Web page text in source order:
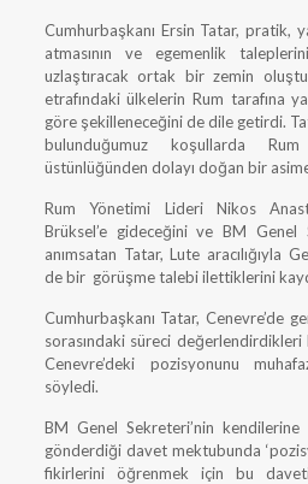
Cumhurbaşkanı Ersin Tatar, pratik,
atmasının ve egemenlik
uzlaştıracak ortak bir zemin
etrafındaki ülkelerin Rum tarafına
göre şekilleneceğini de dile getirdi.
bulunduğumuz koşullarda
üstünlüğünden dolayı doğan bir
Rum Yönetimi Lideri Nikos
Brüksel’e gideceğini ve BM
anımsatan Tatar, Lute aracılığıyla
de bir görüşme talebi ilettiklerini
Cumhurbaşkanı Tatar, Cenevre’de
sorasındaki süreci değerlendirdikleri
Cenevre’deki pozisyonunu
söyledi.
BM Genel Sekreteri’nin kendilerine
gönderdiği davet mektubunda
fikirlerini öğrenmek için bu